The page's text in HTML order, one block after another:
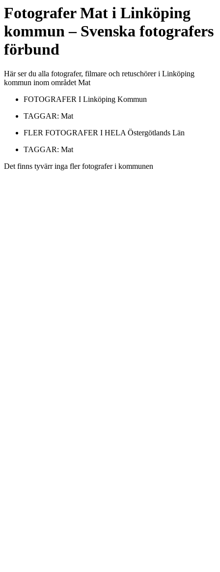
FotograferMat i Linköping
kommun– Svenska fotografers
förbund
Här ser du alla fotografer, filmare och retuschörer i Linköping
kommun inom området Mat
FOTOGRAFER I Linköping Kommun
TAGGAR: Mat
FLER FOTOGRAFER I HELA Östergötlands Län
TAGGAR: Mat
Det finns tyvärr inga fler fotografer i kommunen